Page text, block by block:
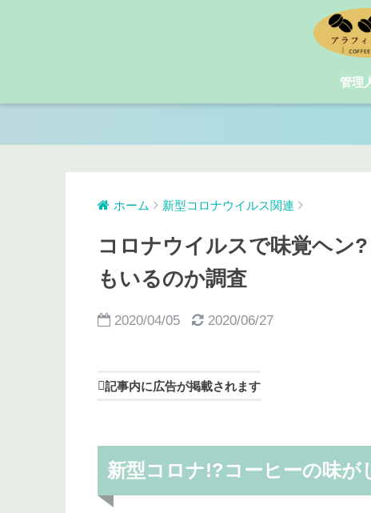
管理
ホーム 新型コロナウイルス関連
コロナウイルスで味覚ヘン
もいるのか調査
2020/04/05 2020/06/27
記事内に広告が掲載されます
新型コロナ!?コーヒーの味が